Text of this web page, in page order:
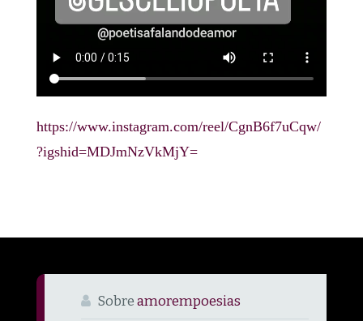
https://www.instagram.com/reel/CgnB6f7uCqw/
?igshid=MDJmNzVkMjY=
Sobre amorempoesias